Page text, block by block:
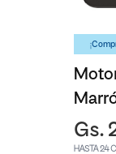
Gs.
HASTA 24